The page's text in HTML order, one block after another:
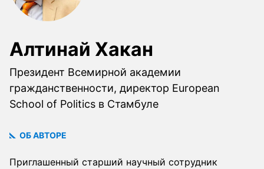
Алтинай Хакан
Президент Всемирной академии
гражданственности, директор European
School of Politics в Стамбуле
ОБ АВТОРЕ
Приглашенный старший научный сотрудник